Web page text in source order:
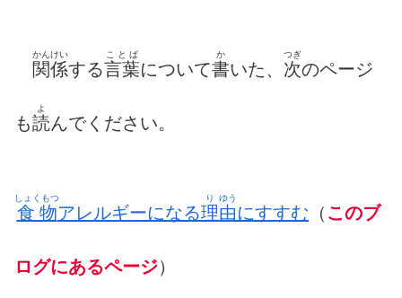
関係
かんけい
する言葉
ことば
について書
か
いた、 次
つぎ
のページ
も読
よ
んでください。
食物
しょくもつ
アレルギーになる理
り
由
ゆう
にすすむ （ このブ
ログにあるページ）